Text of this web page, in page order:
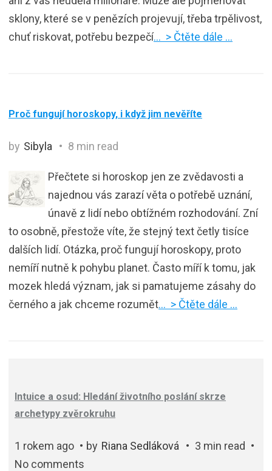
sklony, které se v penězích projevují, třeba trpělivost,
chuť riskovat, potřebu bezpečí… > Čtěte dále …
Proč fungují horoskopy, i když jim nevěříte
by Sibyla 8 min read
Přečtete si horoskop jen ze zvědavosti a
najednou vás zarazí věta o potřebě uznání,
únavě z lidí nebo obtížném rozhodování. Zní
to osobně, přestože víte, že stejný text četly tisíce
dalších lidí. Otázka, proč fungují horoskopy, proto
nemíří nutně k pohybu planet. Často míří k tomu, jak
mozek hledá význam, jak si pamatujeme zásahy do
černého a jak chceme rozumět… > Čtěte dále …
Intuice a osud: Hledání životního poslání skrze
archetypy zvěrokruhu
1 rokem ago by Riana Sedláková
3 min read
No comments